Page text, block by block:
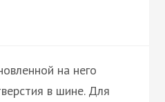
на него
в шине. Для